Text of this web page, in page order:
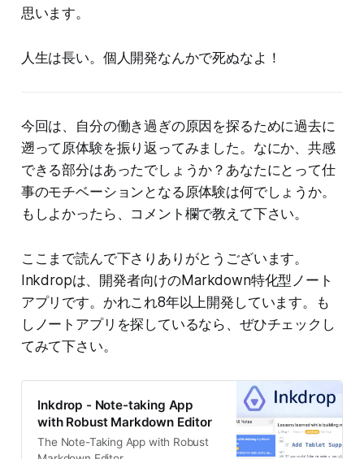
思います。
人生は長い。個人開発なんかで死ぬなよ！
今回は、自分の働き過ぎの原因を探るために過去に
遡って原体験を振り返ってみました。なにか、共感
できる部分はあったでしょうか？あなたにとって仕
事のモチベーションとなる原体験は何でしょうか。
もしよかったら、コメント欄で教えて下さい。
ここまで読んで下さりありがとうございます。
Inkdropは、開発者向けのMarkdown特化型ノート
アプリです。かれこれ8年以上開発しています。も
しノートアプリを探しているなら、ぜひチェックし
てみて下さい。
Inkdrop - Note-taking App
with Robust Markdown Editor
The Note-Taking App with Robust